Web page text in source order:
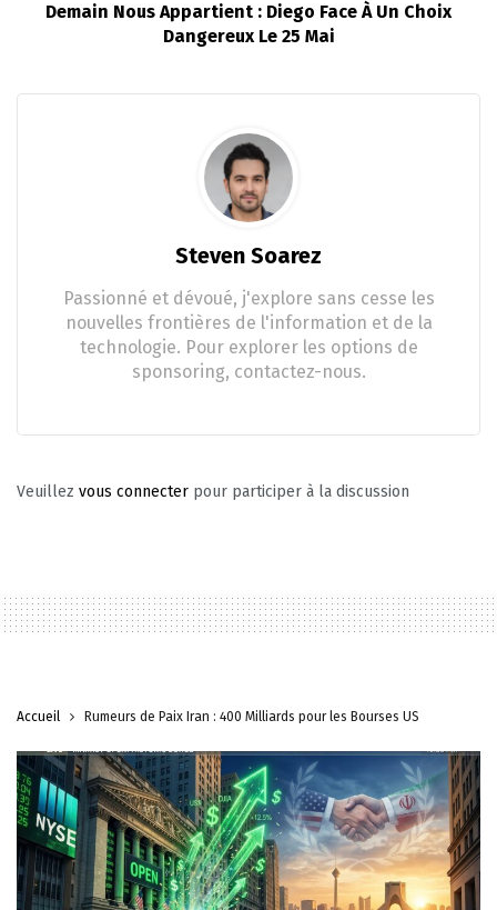
Demain Nous Appartient : Diego Face À Un Choix
Dangereux Le 25 Mai
Steven Soarez
Passionné et dévoué, j'explore sans cesse les
nouvelles frontières de l'information et de la
technologie. Pour explorer les options de
sponsoring, contactez-nous.
Veuillez vous connecter pour participer à la discussion
Accueil Rumeurs de Paix Iran : 400 Milliards pour les Bourses US